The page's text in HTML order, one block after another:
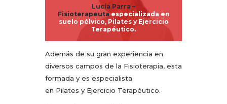
Lucía Parra –
Fisioterapeutaespecializada en
suelo pélvico, Pilates y Ejercicio
Terapéutico.
Además de su gran experiencia en
diversos campos de la Fisioterapia, esta
formada y es especialista
en Pilates y Ejercicio Terapéutico.